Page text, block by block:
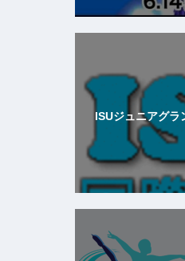
ISUジュニアグ